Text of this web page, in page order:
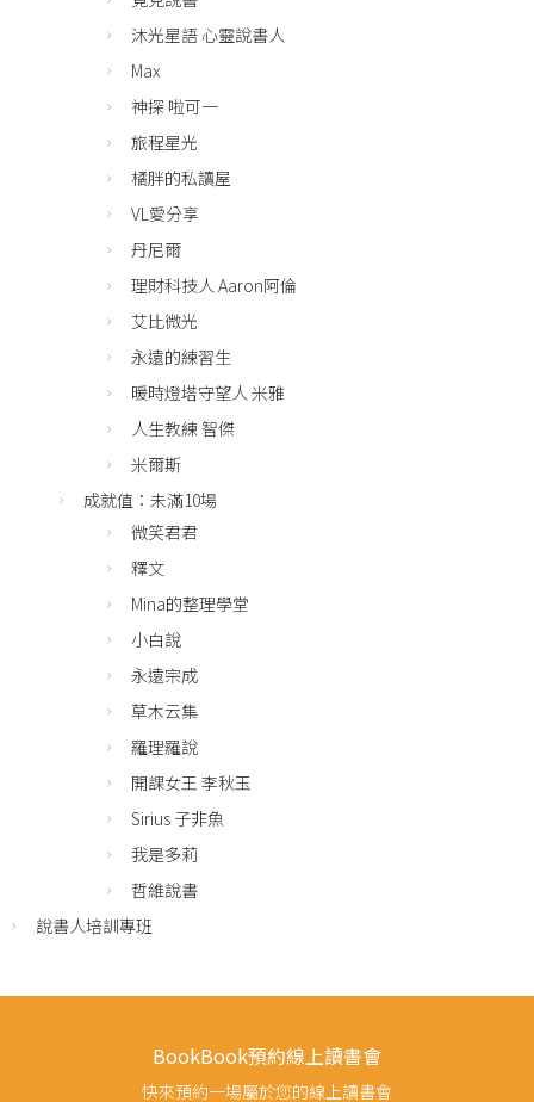
沐光星語 心靈說書人
Max
神探 啦可一
旅程星光
橘胖的私讀屋
VL愛分享
丹尼爾
理財科技人 Aaron阿倫
艾比微光
永遠的練習生
暖時燈塔守望人 米雅
人生教練 智傑
米爾斯
成就值：未滿10場
微笑君君
釋文
Mina的整理學堂
小白說
永遠宗成
草木云集
羅理羅說
開課女王 李秋玉
Sirius 子非魚
我是多莉
哲維說書
說書人培訓專班
BookBook預約線上讀書會
快來預約一場屬於您的線上讀書會